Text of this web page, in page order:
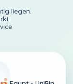
liegen.